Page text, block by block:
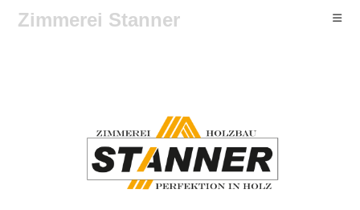
Zimmerei Stanner